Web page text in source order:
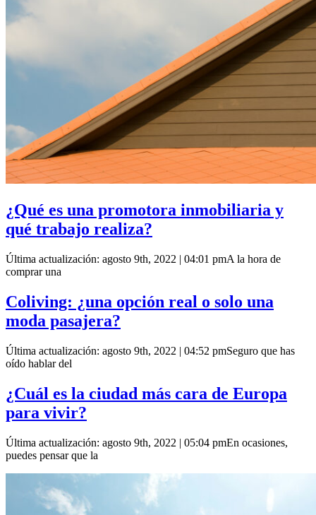
¿Qué es una promotora inmobiliaria y
qué trabajo realiza?
Última actualización: agosto 9th, 2022 | 04:01 pmA la hora de
comprar una
Coliving: ¿una opción real o solo una
moda pasajera?
Última actualización: agosto 9th, 2022 | 04:52 pmSeguro que has
oído hablar del
¿Cuál es la ciudad más cara de Europa
para vivir?
Última actualización: agosto 9th, 2022 | 05:04 pmEn ocasiones,
puedes pensar que la